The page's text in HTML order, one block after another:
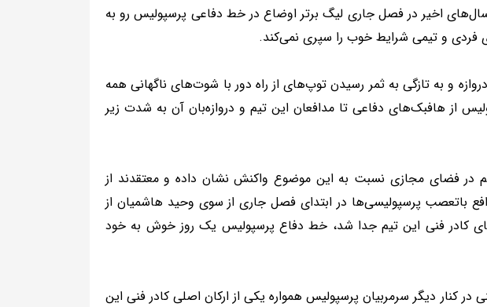
سال‌های اخیر در فصل جاری لیگ برتر اوضاع در خط دفاعی پرسپولیس رو به
فردی و تیمی شرایط خوب را سپری نمی‌کند.
و به تازگی به ثمر رسیدن توپ‌های از راه دور با شوت‌های ناگهانی همه
از هافبک‌های دفاعی تا مدافعان این تیم و دروازه‌بان آن به شدت زیر
در فضای مجازی نسبت به این موضوع واکنش نشان داده و معتقدند از
باتعصب پرسپولیسی‌ها در ابتدای فصل جاری از سوی وحید هاشمیان از
کادر فنی این تیم جدا شد، خط دفاع پرسپولیس یک روز خوش به خود
کنار دیگر سرمربیان پرسپولیس همواره یکی از ارکان اصلی کادر فنی این